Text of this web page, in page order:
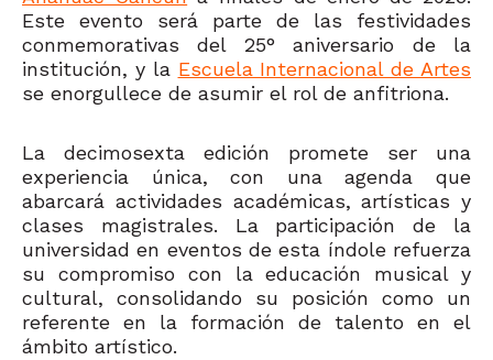
Este evento será parte de las festividades
conmemorativas del 25° aniversario de la
institución, y la Escuela Internacional de Artes
se enorgullece de asumir el rol de anfitriona.
La decimosexta edición promete ser una
experiencia única, con una agenda que
abarcará actividades académicas, artísticas y
clases magistrales. La participación de la
universidad en eventos de esta índole refuerza
su compromiso con la educación musical y
cultural, consolidando su posición como un
referente en la formación de talento en el
ámbito artístico.